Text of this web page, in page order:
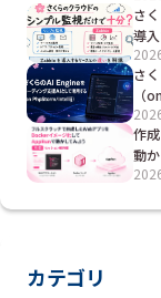
さ
導
さ
（
作
動
カテゴリ